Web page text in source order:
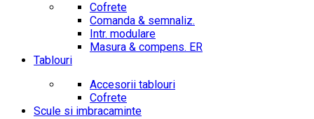
Cofrete
Comanda & semnaliz.
Intr. modulare
Masura & compens. ER
Tablouri
Accesorii tablouri
Cofrete
Scule si imbracaminte